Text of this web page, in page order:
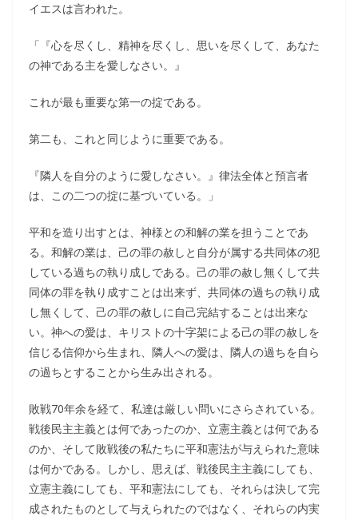
イエスは言われた。
「『心を尽くし、精神を尽くし、思いを尽くして、あなた
の神である主を愛しなさい。』
これが最も重要な第一の掟である。
第二も、これと同じように重要である。
『隣人を自分のように愛しなさい。』律法全体と預言者
は、この二つの掟に基づいている。」
平和を造り出すとは、神様との和解の業を担うことであ
る。和解の業は、己の罪の赦しと自分が属する共同体の犯
している過ちの執り成しである。己の罪の赦し無くして共
同体の罪を執り成すことは出来ず、共同体の過ちの執り成
し無くして、己の罪の赦しに自己完結することは出来な
い。神への愛は、キリストの十字架による己の罪の赦しを
信じる信仰から生まれ、隣人への愛は、隣人の過ちを自ら
の過ちとすることから生み出される。
敗戦70年余を経て、私達は厳しい問いにさらされている。
戦後民主主義とは何であったのか、立憲主義とは何である
のか、そして敗戦後の私たちに平和憲法が与えられた意味
は何かである。しかし、思えば、戦後民主主義にしても、
立憲主義にしても、平和憲法にしても、それらは決して完
成されたものとして与えられたのではなく、それらの内実